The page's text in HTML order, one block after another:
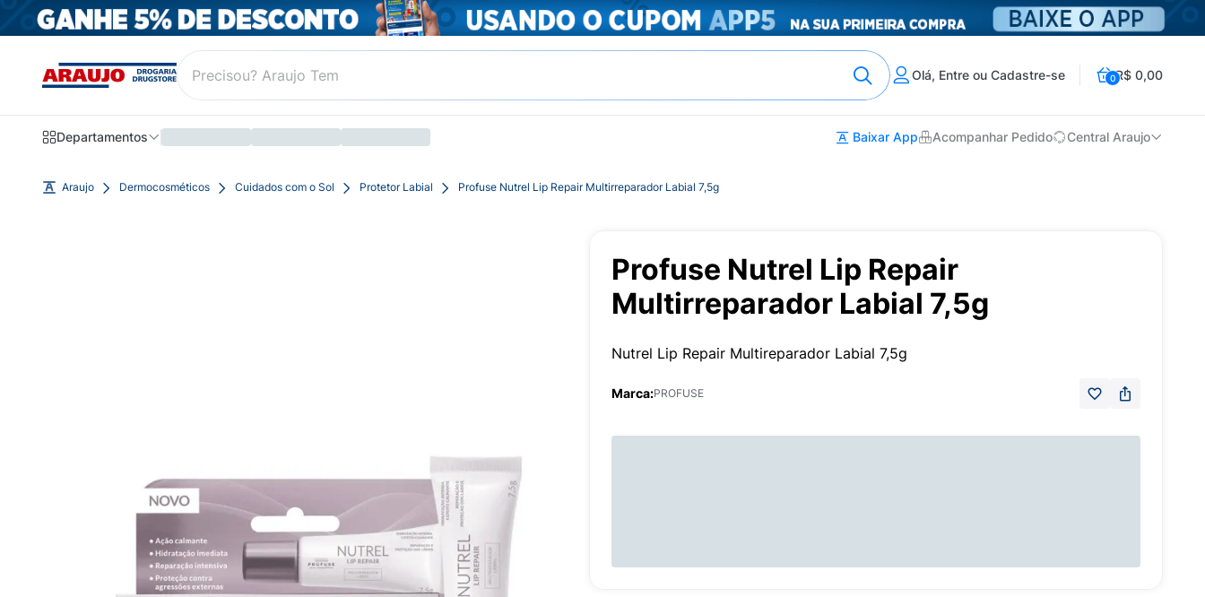
Olá, Entre ou Cadastre-se 0R$ 0,00
Departamentos Baixar App Acompanhar Pedido Central Araujo
Araujo Dermocosméticos Cuidados com o Sol Protetor Labial Profuse Nutrel Lip Repair Multirreparador Labial 7,5g
Profuse Nutrel Lip Repair
Multirreparador Labial 7,5g
Nutrel Lip Repair Multireparador Labial 7,5g
Marca:PROFUSE